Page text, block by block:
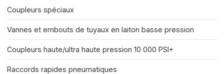
Coupleurs spéciaux
Vannes et embouts de tuyaux en laiton basse pression
Coupleurs haute/ultra haute pression 10 000 PSI+
Raccords rapides pneumatiques